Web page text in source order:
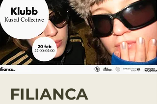
FILIANCA